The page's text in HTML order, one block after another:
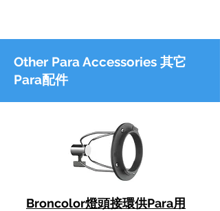
Other Para Accessories 其它
Para配件
Broncolor燈頭接環供Para用